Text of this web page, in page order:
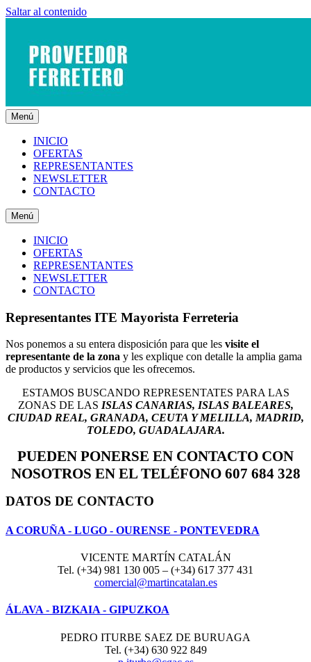
Saltar al contenido
Menú
INICIO
OFERTAS
REPRESENTANTES
NEWSLETTER
CONTACTO
Menú
INICIO
OFERTAS
REPRESENTANTES
NEWSLETTER
CONTACTO
Representantes ITE Mayorista Ferreteria
Nos ponemos a su entera disposición para que les visite el
representante de la zona y les explique con detalle la amplia gama
de productos y servicios que les ofrecemos.
ESTAMOS BUSCANDO REPRESENTATES PARA LAS
ZONAS DE LAS ISLAS CANARIAS, ISLAS BALEARES,
CIUDAD REAL, GRANADA, CEUTA Y MELILLA, MADRID,
TOLEDO, GUADALAJARA.
PUEDEN PONERSE EN CONTACTO CON
NOSOTROS EN EL TELÉFONO 607 684 328
DATOS DE CONTACTO
A CORUÑA - LUGO - OURENSE - PONTEVEDRA
VICENTE MARTÍN CATALÁN
Tel. (+34) 981 130 005 – (+34) 617 377 431
comercial@martincatalan.es
ÁLAVA - BIZKAIA - GIPUZKOA
PEDRO ITURBE SAEZ DE BURUAGA
Tel. (+34) 630 922 849